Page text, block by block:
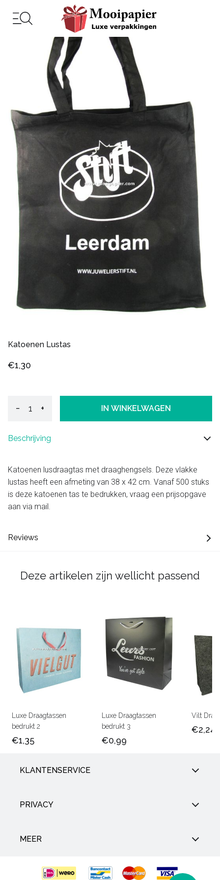
Katoenen Lustas
€1,30
− + IN WINKELWAGEN
Beschrijving
Katoenen lusdraagtas met draaghengsels. Deze vlakke
lustas heeft een afmeting van 38 x 42 cm. Vanaf 500 stuks
is deze katoenen tas te bedrukken, vraag een prijsopgave
aan via mail.
Reviews
Deze artikelen zijn wellicht passend
Luxe Draagtassen
bedrukt 2
€1,35
Luxe Draagtassen
bedrukt 3
€0,99
Vilt
€2,24
KLANTENSERVICE
PRIVACY
MEER